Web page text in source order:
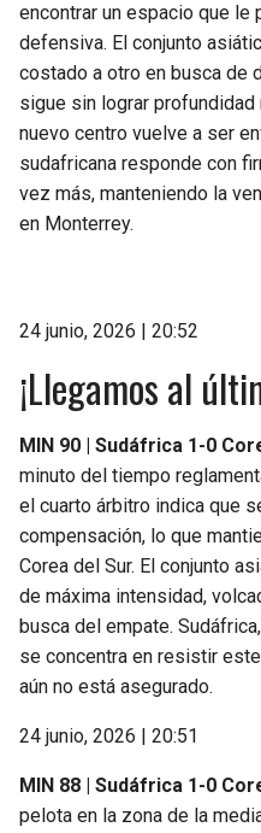
encontrar un espacio que le
defensiva. El conjunto
costado a otro en busca de
sigue sin lograr
nuevo centro vuelve a ser
sudafricana responde con
vez más, manteniendo la
en Monterrey.
24 junio, 2026 | 20:52
¡Llegamos al
MIN 90 | Sudáfrica 1-0
minuto del tiempo
el cuarto árbitro indica que
compensación, lo que
Corea del Sur. El conjunto
de máxima intensidad,
busca del empate.
se concentra en resistir
aún no está asegurado.
24 junio, 2026 | 20:51
MIN 88 | Sudáfrica 1-0
pelota en la zona de la